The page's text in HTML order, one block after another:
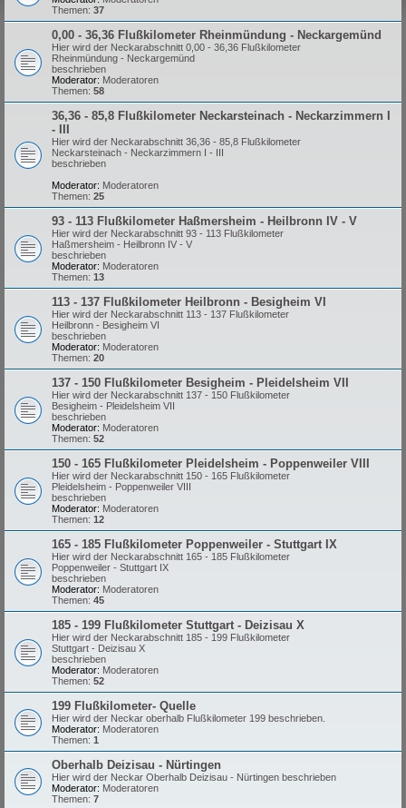
Themen: 37
0,00 - 36,36 Flußkilometer Rheinmündung - Neckargemünd
Hier wird der Neckarabschnitt 0,00 - 36,36 Flußkilometer
Rheinmündung - Neckargemünd
beschrieben
Moderator: Moderatoren
Themen: 58
36,36 - 85,8 Flußkilometer Neckarsteinach - Neckarzimmern I
- III
Hier wird der Neckarabschnitt 36,36 - 85,8 Flußkilometer
Neckarsteinach - Neckarzimmern I - III
beschrieben
Moderator: Moderatoren
Themen: 25
93 - 113 Flußkilometer Haßmersheim - Heilbronn IV - V
Hier wird der Neckarabschnitt 93 - 113 Flußkilometer
Haßmersheim - Heilbronn IV - V
beschrieben
Moderator: Moderatoren
Themen: 13
113 - 137 Flußkilometer Heilbronn - Besigheim VI
Hier wird der Neckarabschnitt 113 - 137 Flußkilometer
Heilbronn - Besigheim VI
beschrieben
Moderator: Moderatoren
Themen: 20
137 - 150 Flußkilometer Besigheim - Pleidelsheim VII
Hier wird der Neckarabschnitt 137 - 150 Flußkilometer
Besigheim - Pleidelsheim VII
beschrieben
Moderator: Moderatoren
Themen: 52
150 - 165 Flußkilometer Pleidelsheim - Poppenweiler VIII
Hier wird der Neckarabschnitt 150 - 165 Flußkilometer
Pleidelsheim - Poppenweiler VIII
beschrieben
Moderator: Moderatoren
Themen: 12
165 - 185 Flußkilometer Poppenweiler - Stuttgart IX
Hier wird der Neckarabschnitt 165 - 185 Flußkilometer
Poppenweiler - Stuttgart IX
beschrieben
Moderator: Moderatoren
Themen: 45
185 - 199 Flußkilometer Stuttgart - Deizisau X
Hier wird der Neckarabschnitt 185 - 199 Flußkilometer
Stuttgart - Deizisau X
beschrieben
Moderator: Moderatoren
Themen: 52
199 Flußkilometer- Quelle
Hier wird der Neckar oberhalb Flußkilometer 199 beschrieben.
Moderator: Moderatoren
Themen: 1
Oberhalb Deizisau - Nürtingen
Hier wird der Neckar Oberhalb Deizisau - Nürtingen beschrieben
Moderator: Moderatoren
Themen: 7